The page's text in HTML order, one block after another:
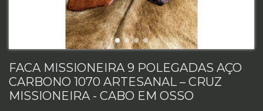
FACA MISSIONEIRA 9 POLEGADAS AÇO
CARBONO 1070 ARTESANAL – CRUZ
MISSIONEIRA - CABO EM OSSO